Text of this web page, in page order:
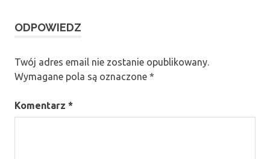
ODPOWIEDZ
Twój adres email nie zostanie opublikowany.
Wymagane pola są oznaczone *
Komentarz *